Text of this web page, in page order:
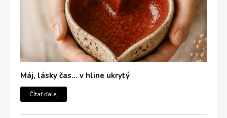
Máj, lásky čas… v hline ukrytý
Čítať ďalej